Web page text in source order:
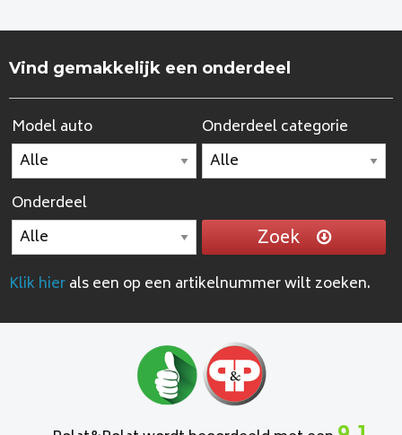
Vind gemakkelijk een onderdeel
Model auto Onderdeel categorie
Onderdeel
Zoek
Klik hierals een op een artikelnummer wilt zoeken.